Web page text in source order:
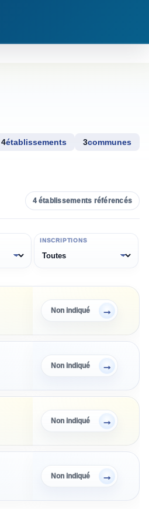
4établissements 3communes
4établissements référencés
INSCRIPTIONS
Non indiqué →
Non indiqué →
Non indiqué →
Non indiqué →